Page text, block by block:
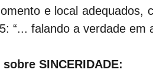
e local adequados,
“... falando a verdade em
SINCERIDADE: